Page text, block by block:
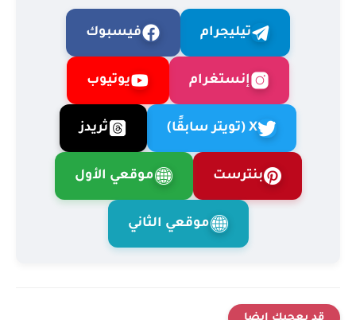
تيليجرام فيسبوك
إنستغرام يوتيوب
X (تويتر سابقًا) ثريدز
بنترست موقعي الأول
موقعي الثاني